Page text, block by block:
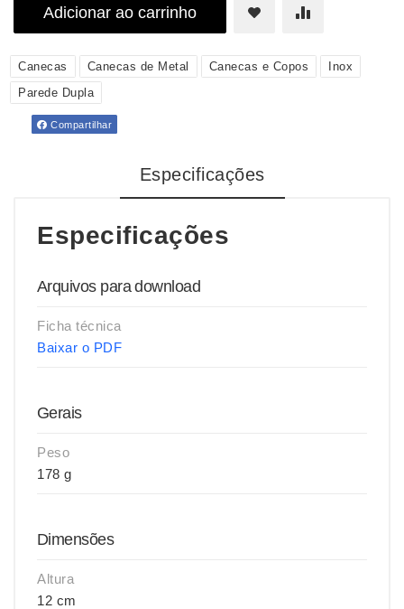
Adicionar ao carrinho
Canecas Canecas de Metal Canecas e Copos
Inox
Parede Dupla
Compartilhar
Especificações
Especificações
Arquivos para download
Ficha técnica
Baixar o PDF
Gerais
Peso
178 g
Dimensões
Altura
12 cm